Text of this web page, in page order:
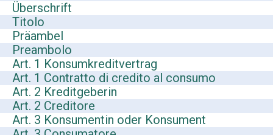
Überschrift
Titolo
Präambel
Preambolo
Art. 1 Konsumkreditvertrag
Art. 1 Contratto di credito al consumo
Art. 2 Kreditgeberin
Art. 2 Creditore
Art. 3 Konsumentin oder Konsument